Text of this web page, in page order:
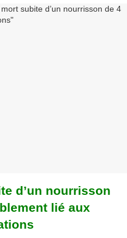
d’un nourrisson
lié aux